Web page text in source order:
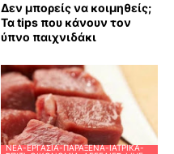
Δεν μπορείς να κοιμηθείς;
Τα tips που κάνουν τον
ύπνο παιχνιδάκι
ΝΈΑ-ΕΡΓΑΣΊΑ-ΠΑΡΆΞΕΝΑ-ΙΑΤΡΙΚΆ-